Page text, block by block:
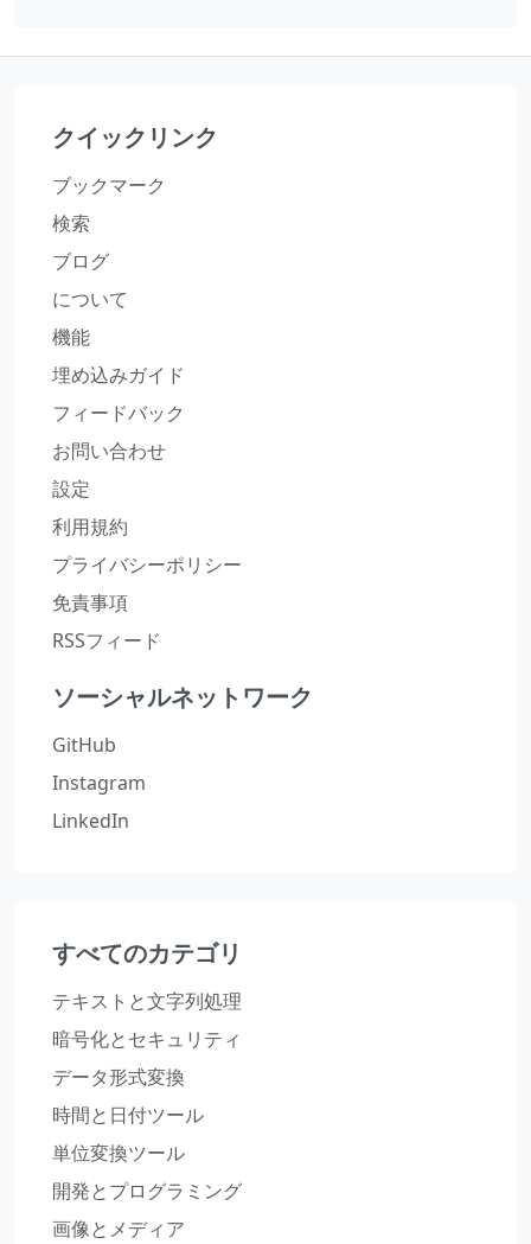
クイックリンク
ブックマーク
検索
ブログ
について
機能
埋め込みガイド
フィードバック
お問い合わせ
設定
利用規約
プライバシーポリシー
免責事項
RSSフィード
ソーシャルネットワーク
GitHub
Instagram
LinkedIn
すべてのカテゴリ
テキストと文字列処理
暗号化とセキュリティ
データ形式変換
時間と日付ツール
単位変換ツール
開発とプログラミング
画像とメディア